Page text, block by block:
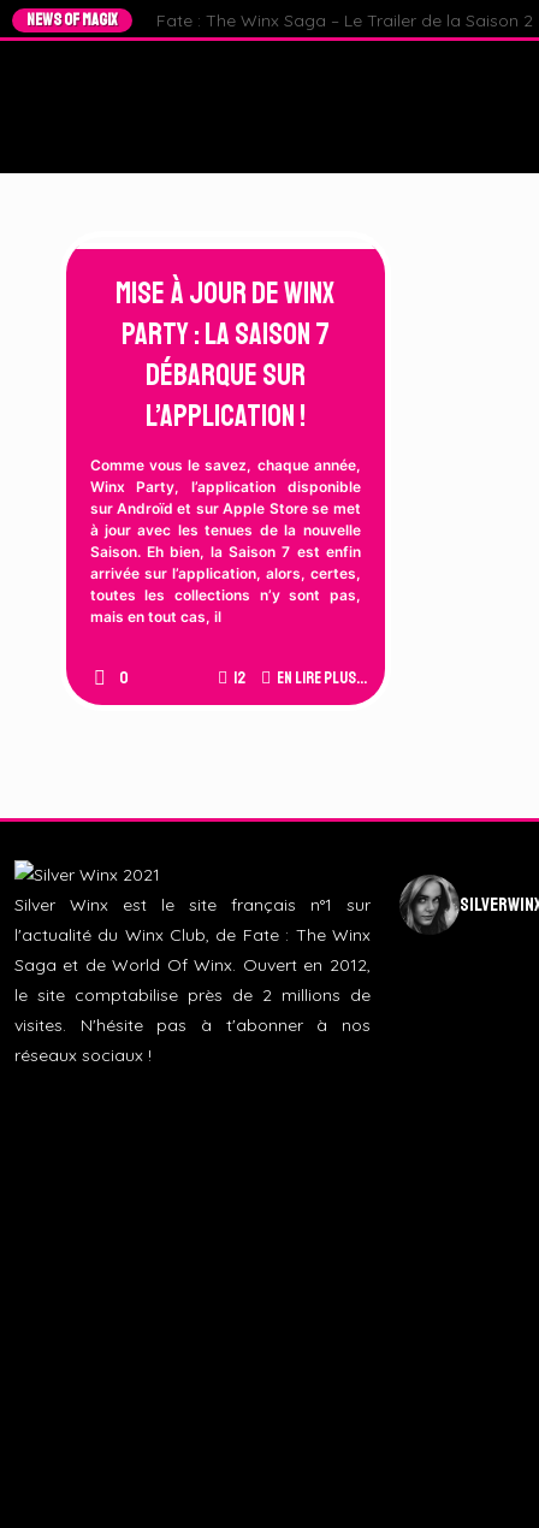
NEWS OF MAGIX Fate : The Winx Saga – Le Trailer de la Saison
Mise à jour de Winx
Party : La Saison 7
débarque sur
l’application !
Comme vous le savez, chaque année,
Winx Party, l’application disponible
sur Androïd et sur Apple Store se met
à jour avec les tenues de la nouvelle
Saison. Eh bien, la Saison 7 est enfin
arrivée sur l’application, alors, certes,
toutes les collections n’y sont pas,
mais en tout cas, il
0 12 En lire plus...
Silver Winx est le site français n°1 sur
l'actualité du Winx Club, de Fate : The Winx
Saga et de World Of Winx. Ouvert en 2012,
le site comptabilise près de 2 millions de
visites. N'hésite pas à t'abonner à nos
réseaux sociaux !